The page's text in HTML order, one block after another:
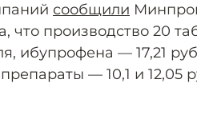
сообщили
что производство 20
ибупрофена — 17,21
— 10,1 и 12,05